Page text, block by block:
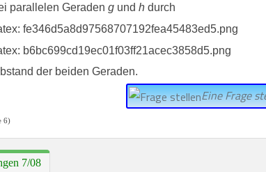
parallelen Geraden g und h durch
der beiden Geraden.
Eine Frage
6)
7/08